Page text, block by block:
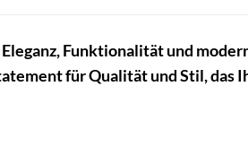
Funktionalität und
für Qualität und Stil, das